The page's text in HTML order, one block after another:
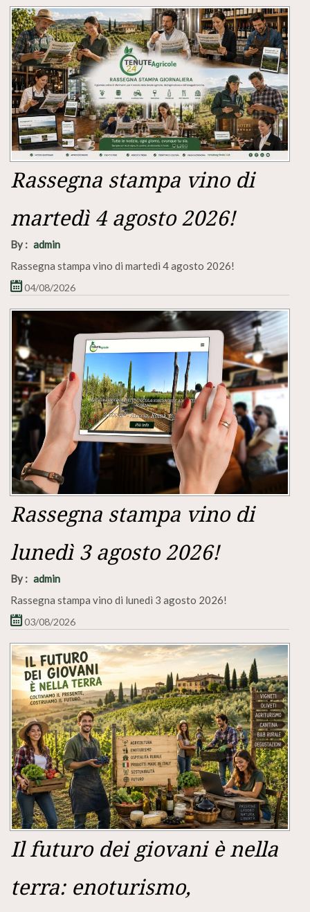
Rassegna stampa vino di
martedì 4 agosto 2026!
By : admin
Rassegna stampa vino di martedì 4 agosto 2026!
04/08/2026
Rassegna stampa vino di
lunedì 3 agosto 2026!
By : admin
Rassegna stampa vino di lunedì 3 agosto 2026!
03/08/2026
Il futuro dei giovani è nella
terra: enoturismo,